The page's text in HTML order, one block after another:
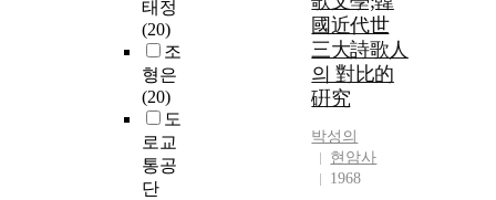
태정
(20)
조
형은
(20)
도
로교
통공
단
國近代世
三大詩歌人
의 對比的
硏究
박성의
현암사
1968